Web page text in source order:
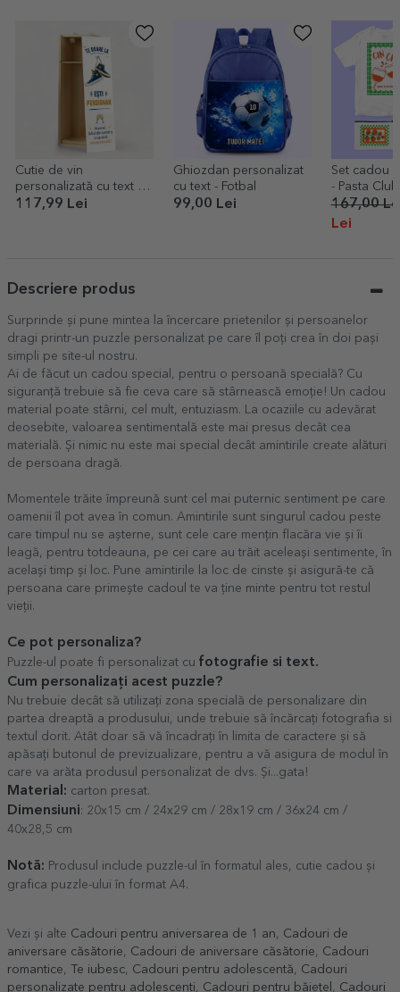
Cutie de vin
personalizată cu text -
Pensionar
117,99 Lei
Ghiozdan personalizat
cu text - Fotbal
99,00 Lei
Set cadou
- Pasta Club
167,00
Lei
Descriere produs
Surprinde și pune mintea la încercare prietenilor și persoanelor
dragi printr-un puzzle personalizat pe care îl poți crea în doi pași
simpli pe site-ul nostru.
Ai de făcut un cadou special, pentru o persoană specială? Cu
siguranță trebuie să fie ceva care să stârnească emoție! Un cadou
material poate stârni, cel mult, entuziasm. La ocaziile cu adevărat
deosebite, valoarea sentimentală este mai presus decât cea
materială. Și nimic nu este mai special decât amintirile create alături
de persoana dragă.
Momentele trăite împreună sunt cel mai puternic sentiment pe care
oamenii îl pot avea în comun. Amintirile sunt singurul cadou peste
care timpul nu se așterne, sunt cele care mențin flacăra vie și îi
leagă, pentru totdeauna, pe cei care au trăit aceleași sentimente, în
același timp și loc. Pune amintirile la loc de cinste și asigură-te că
persoana care primește cadoul te va ține minte pentru tot restul
vieții.
Ce pot personaliza?
Puzzle-ul poate fi personalizat cu fotografie si text.
Cum personalizați acest puzzle?
Nu trebuie decât să utilizați zona specială de personalizare din
partea dreaptă a produsului, unde trebuie să încărcați fotografia si
textul dorit. Atât doar să vă încadrați în limita de caractere și să
apăsați butonul de previzualizare, pentru a vă asigura de modul în
care va arăta produsul personalizat de dvs. Și...gata!
Material: carton presat.
Dimensiuni: 20x15 cm / 24x29 cm / 28x19 cm / 36x24 cm /
40x28,5 cm
Notă: Produsul include puzzle-ul în formatul ales, cutie cadou și
grafica puzzle-ului în format A4.
Vezi și alte Cadouri pentru aniversarea de 1 an
Cadouri de
aniversare căsătorie
Cadouri de aniversare căsătorie
Cadouri
romantice
Te iubesc Cadouri pentru adolescentă
Cadouri
personalizate pentru adolescenti
Cadouri pentru băiețel Cadouri